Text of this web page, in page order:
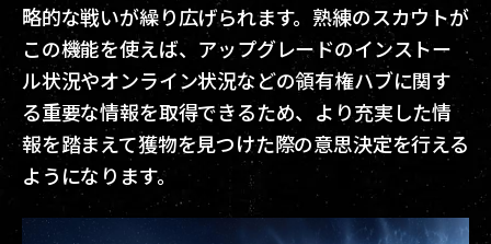
略的な戦いが繰り広げられます。熟練のスカウトが
この機能を使えば、アップグレードのインストー
ル状況やオンライン状況などの領有権ハブに関す
る重要な情報を取得できるため、より充実した情
報を踏まえて獲物を見つけた際の意思決定を行える
ようになります。